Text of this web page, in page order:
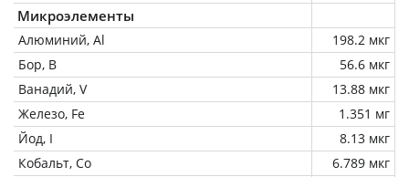
Микроэлементы
Алюминий, Al
198.2 мкг
Бор, B
56.6 мкг
Ванадий, V
13.88 мкг
Железо, Fe
1.351 мг
Йод, I
8.13 мкг
Кобальт, Co
6.789 мкг